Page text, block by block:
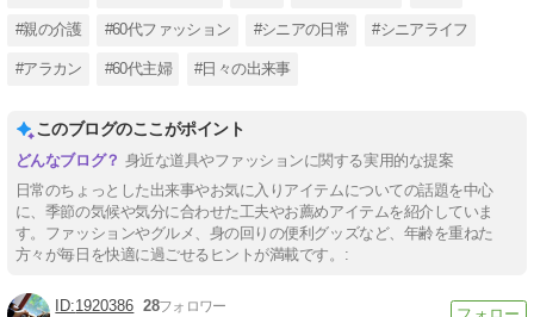
#親の介護 #60代ファッション #シニアの日常 #シニアライフ
#アラカン #60代主婦 #日々の出来事
このブログのここがポイント
身近な道具やファッションに関する実用的な提案
日常のちょっとした出来事やお気に入りアイテムについての話題を中心
に、季節の気候や気分に合わせた工夫やお薦めアイテムを紹介していま
す。ファッションやグルメ、身の回りの便利グッズなど、年齢を重ねた
方々が毎日を快適に過ごせるヒントが満載です。:
1920386 28